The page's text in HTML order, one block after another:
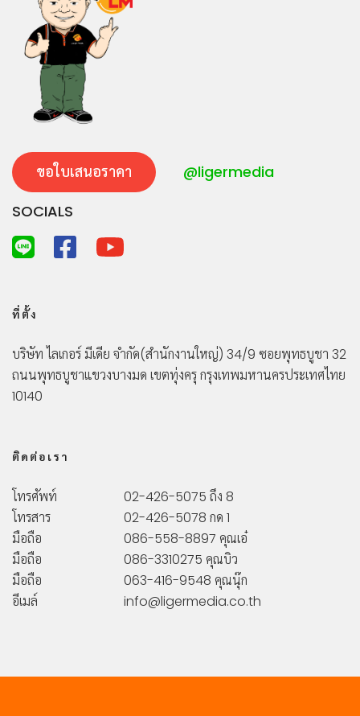
ที่ตั้ง
บริษัท ไลเกอร์ มีเดีย จำกัด(สำนักงานใหญ่) 34/9 ซอยพุทธบูชา 32
ถนนพุทธบูชาแขวงบางมด เขตทุ่งครุ กรุงเทพมหานครประเทศไทย
10140
ติดต่อเรา
โทรศัพท์
02-426-5075 ถึง 8
โทรสาร
02-426-5078 กด 1
มือถือ
086-558-8897 คุณเอ๋
มือถือ
086-3310275 คุณบิว
มือถือ
063-416-9548 คุณนุ๊ก
อีเมล์
info@ligermedia.co.th
ขอใบเสนอราคา
@ligermedia
SOCIALS